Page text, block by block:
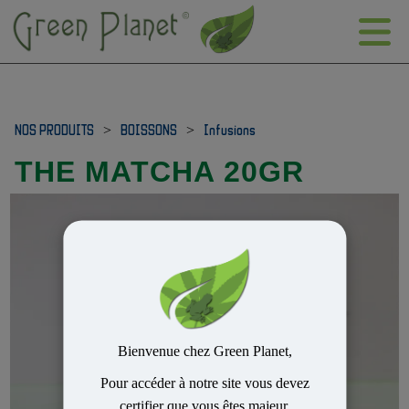
Bienvenue chez Green Planet,
Pour accéder à notre site vous devez
certifier que vous êtes majeur.
NOS PRODUITS > BOISSONS > Infusions
THE MATCHA 20GR